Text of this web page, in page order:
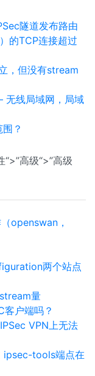
隧道发布路由
的TCP连接超过
，但没有stream
无线局域网，局域
？
高级“>”高级
openswan，
两个站点
量
户端吗？
VPN上无法
ipsec-tools端点在